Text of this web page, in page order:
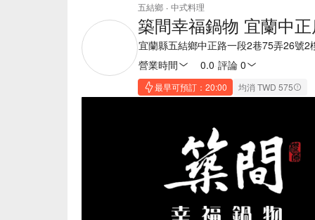
五結鄉 · 中式料理
築間幸福鍋物 宜蘭中
宜蘭縣五結鄉中正路一段2巷75弄26號2
營業時間
0.0 評論 0
最早可預訂：20:00 均消 TWD 575